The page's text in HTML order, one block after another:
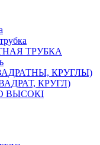
ТРУБКА
КРУГЛЫ)
КРУГЛ)
ВЫСОКІ